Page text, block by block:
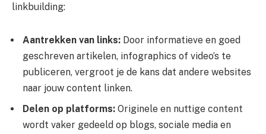
linkbuilding:
Aantrekken van links: Door informatieve en goed
geschreven artikelen, infographics of video’s te
publiceren, vergroot je de kans dat andere websites
naar jouw content linken.
Delen op platforms: Originele en nuttige content
wordt vaker gedeeld op blogs, sociale media en